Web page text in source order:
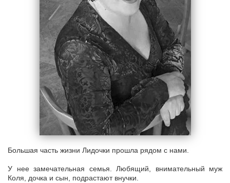
Большая часть жизни Лидочки прошла рядом с нами.
У нее замечательная семья. Любящий, внимательный муж
Коля, дочка и сын, подрастают внучки.